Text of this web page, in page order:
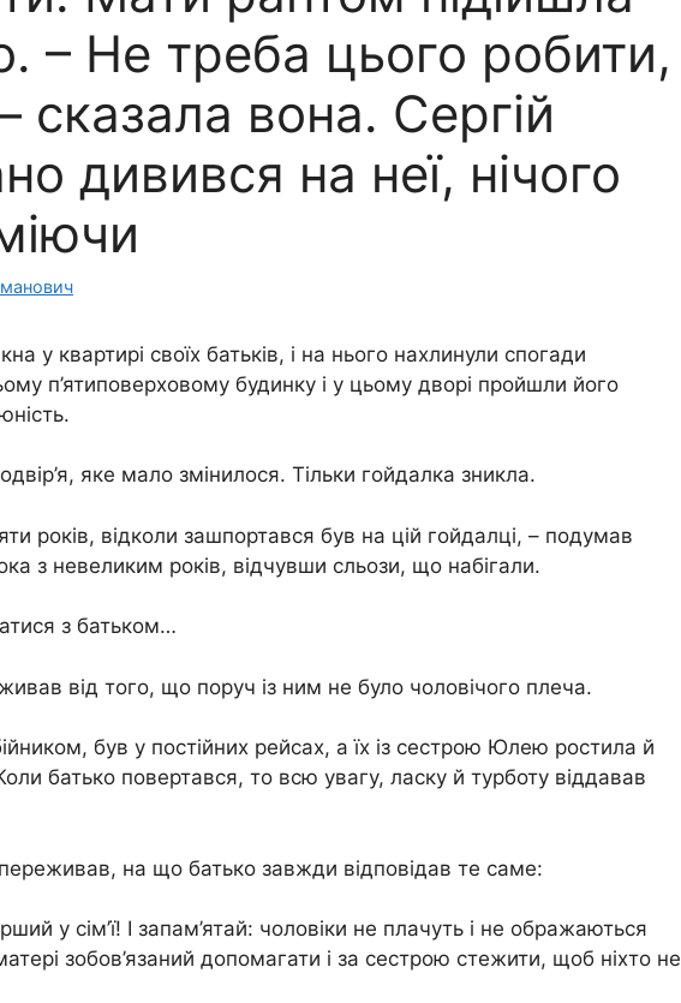
– Не треба цього робити,
сказала вона. Сергій
дивився на неї, нічого
у квартирі своїх батьків, і на нього нахлинули спогади
п’ятиповерховому будинку і у цьому дворі пройшли його
яке мало змінилося. Тільки гойдалка зникла.
років, відколи зашпортався був на цій гойдалці, – подумав
з невеликим років, відчувши сльози, що набігали.
з батьком…
від того, що поруч із ним не було чоловічого плеча.
був у постійних рейсах, а їх із сестрою Юлею ростила й
батько повертався, то всю увагу, ласку й турботу віддавав
на що батько завжди відповідав те саме:
у сім’ї! І запам’ятай: чоловіки не плачуть і не ображаються
зобов’язаний допомагати і за сестрою стежити, щоб ніхто не